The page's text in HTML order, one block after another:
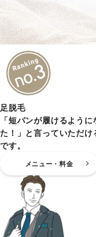
足脱毛
「短パンが履けるよう
た！」と言っていただ
です。
メニュー・料金